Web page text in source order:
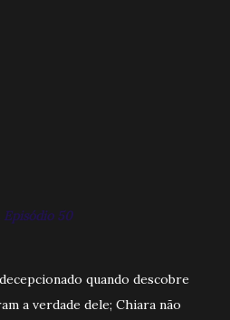
50
quando descobre
a verdade dele; Chiara não